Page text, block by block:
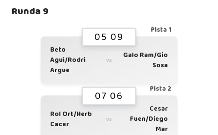
Runda 9
Pista 1
05 09
Beto
Agui/Rodri
Argue
vs
Galo Ram/Gio
Sosa
Pista 2
07 06
Rol Ort/Herb
Cacer
vs
Cesar
Fuen/Diego
Mar